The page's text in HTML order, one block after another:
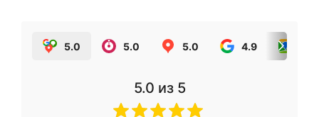
5.0 5.0 5.0 4.9
5.0 из 5